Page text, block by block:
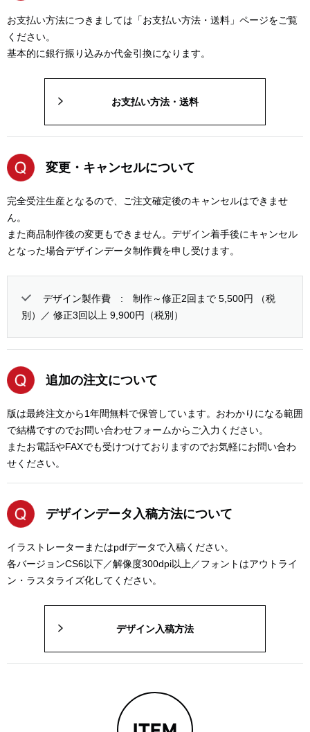
お支払い方法につきましては「お支払い方法・送料」ページをご覧
ください。
基本的に銀行振り込みか代金引換になります。
お支払い方法・送料
変更・キャンセルについて
完全受注生産となるので、ご注文確定後のキャンセルはできませ
ん。
また商品制作後の変更もできません。デザイン着手後にキャンセル
となった場合デザインデータ制作費を申し受けます。
デザイン製作費 : 制作～修正2回まで 5,500円 （税
別）／ 修正3回以上 9,900円（税別）
追加の注文について
版は最終注文から1年間無料で保管しています。おわかりになる範囲
で結構ですのでお問い合わせフォームからご入力ください。
またお電話やFAXでも受けつけておりますのでお気軽にお問い合わ
せください。
デザインデータ入稿方法について
イラストレーターまたはpdfデータで入稿ください。
各バージョンCS6以下／解像度300dpi以上／フォントはアウトライ
ン・ラスタライズ化してください。
デザイン入稿方法